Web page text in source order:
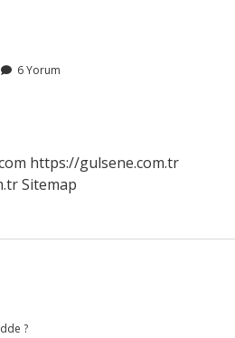
6 Yorum
https://gulsene.com.tr
Sitemap
?